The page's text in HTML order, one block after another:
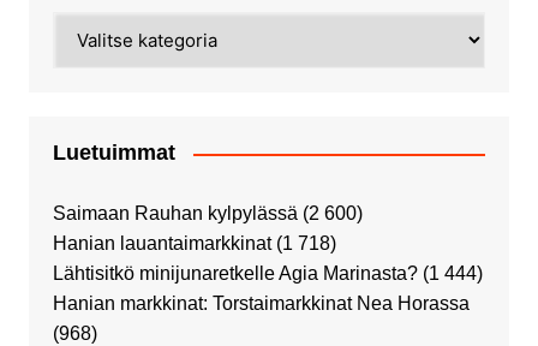
Luetuimmat
Saimaan Rauhan kylpylässä (2 600)
Hanian lauantaimarkkinat (1 718)
Lähtisitkö minijunaretkelle Agia Marinasta? (1 444)
Hanian markkinat: Torstaimarkkinat Nea Horassa
(968)